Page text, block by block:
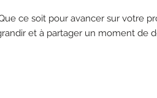
ce soit pour avancer sur votre
et à partager un moment de